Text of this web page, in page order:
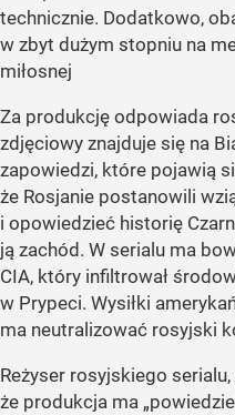
technicznie. Dodatkowo,
w zbyt dużym stopniu na
miłosnej
Za produkcję odpowiada
zdjęciowy znajduje się na
zapowiedzi, które pojawią
że Rosjanie postanowili
i opowiedzieć historię
ją zachód. W serialu ma
CIA, który infiltrował
w Prypeci. Wysiłki
ma neutralizować rosyjski
Reżyser rosyjskiego
że produkcja ma